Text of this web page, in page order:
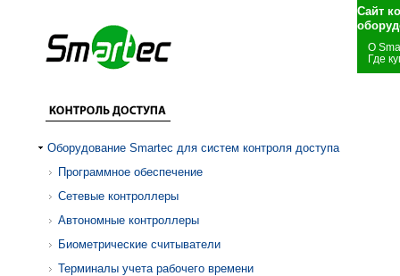
Сайт
О
Где
Оборудование Smartec для систем контроля доступа
Программное обеспечение
Сетевые контроллеры
Автономные контроллеры
Биометрические считыватели
Терминалы учета рабочего времени